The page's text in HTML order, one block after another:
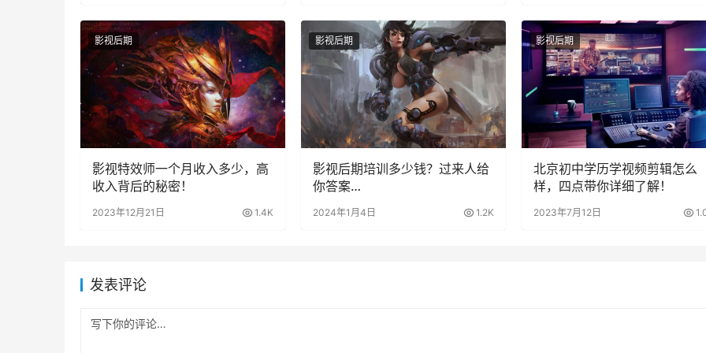
影视后期
影视特效师一个月收入多少，高
收入背后的秘密！
2023年12月21日 1.4K
影视后期
影视后期培训多少钱？过来人给
你答案…
2024年1月4日 1.2K
影视后期
北京初中学历学视频剪辑怎么
样，四点带你详细了解！
2023年7月12日
发表评论